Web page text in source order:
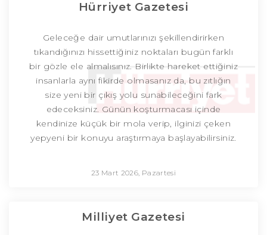
Hürriyet Gazetesi
Geleceğe dair umutlarınızı şekillendirirken
tıkandığınızı hissettiğiniz noktaları bugün farklı
bir gözle ele almalısınız. Birlikte hareket ettiğiniz
insanlarla aynı fikirde olmasanız da, bu zıtlığın
size yeni bir çıkış yolu sunabileceğini fark
edeceksiniz. Günün koşturmacası içinde
kendinize küçük bir mola verip, ilginizi çeken
yepyeni bir konuyu araştırmaya başlayabilirsiniz.
23 Mart 2026, Pazartesi
Milliyet Gazetesi